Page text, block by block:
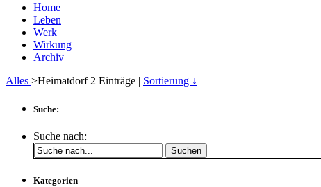
Home
Leben
Werk
Wirkung
Archiv
Alles >Heimatdorf 2 Einträge | Sortierung ↓
Suche:
Suche nach:
Suchen
Kategorien